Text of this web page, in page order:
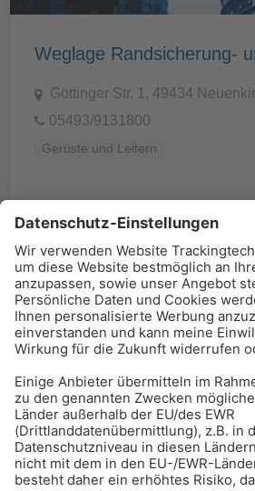
Göttinger Str. 1, 49434
05493/9131800
Gerüste und Leitern
BAU-Index
Erhalten Sie regelmäßig
Zur
Meistgelesen: